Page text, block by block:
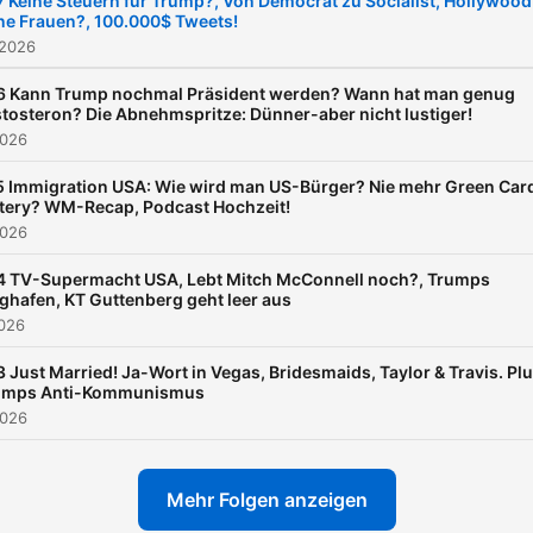
Gespräche sind kein
nostalgische Verklärung. Sie
sind ein persönlicher,
Blick auf ein Land
Polarisierung, zwischen
demokratischem Ideal und
um: • die innere
Zerrissenheit der
gesellschaftliche Bruchlinien
• Macht, Identität und
Frauen?, 100.000$ Tweets!
Kann Trump nochmal Präsident werden? Wann hat man genug
Die Abnehmspritze: Dünner-aber nicht lustiger!
Immigration USA: Wie wird man US-Bürger? Nie mehr Green
WM-Recap, Podcast Hochzeit!
TV-Supermacht USA, Lebt Mitch McConnell noch?, Trumps
KT Guttenberg geht leer aus
Just Married! Ja-Wort in Vegas, Bridesmaids, Taylor & Travis.
Anti-Kommunismus
Mehr Folgen anzeigen